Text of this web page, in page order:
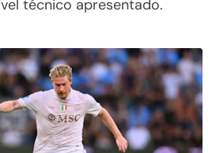
técnico apresentado.